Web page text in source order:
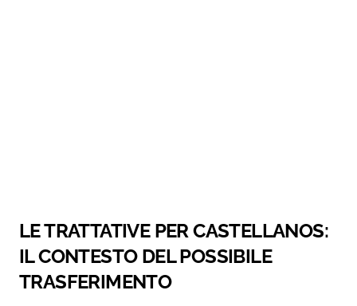
LE TRATTATIVE PER CASTELLANOS:
IL CONTESTO DEL POSSIBILE
TRASFERIMENTO